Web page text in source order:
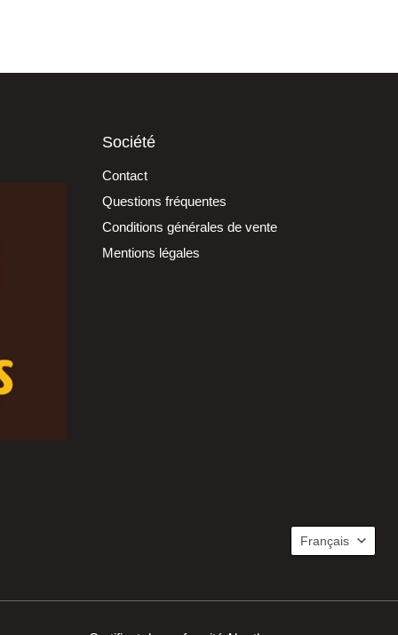
Société
Contact
Questions fréquentes
Conditions générales de vente
Mentions légales
Langue
Français